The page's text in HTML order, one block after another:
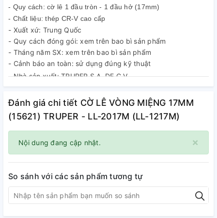
- Quy cách: cờ lê 1 đầu tròn - 1 đầu hở (17mm)
- Chất liệu: thép CR-V cao cấp
- Xuất xứ: Trung Quốc
- Quy cách đóng gói: xem trên bao bì sản phẩm
- Tháng năm SX: xem trên bao bì sản phẩm
- Cảnh báo an toàn: sử dụng đúng kỹ thuật
- Nhà sản xuất: TRUPER S.A. DE C.V
Đánh giá chi tiết CỜ LÊ VÒNG MIỆNG 17MM
(15621) TRUPER - LL-2017M (LL-1217M)
×
Nội dung đang cập nhật.
So sánh với các sản phẩm tương tự